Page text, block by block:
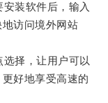
装软件后，输入
访问境外网站
择，让用户可以
好地享受高速的